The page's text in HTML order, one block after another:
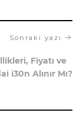
Sonraki yazı
Fiyatı ve
i30n Alınır Mı?